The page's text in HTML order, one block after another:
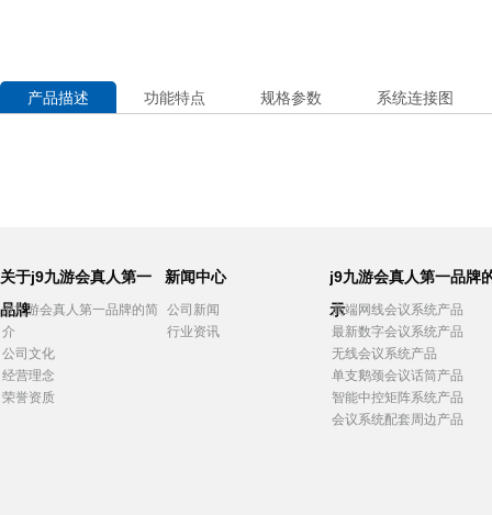
产品描述 功能特点 规格参数 系统连接图
关于j9九游会真人第一
品牌
j9九游会真人第一品牌的简
介
公司文化
经营理念
荣誉资质
新闻中心
公司新闻
行业资讯
j9九游会真人第一品牌
示
高端网线会议系统产品
最新数字会议系统产品
无线会议系统产品
单支鹅颈会议话筒产品
智能中控矩阵系统产品
会议系统配套周边产品